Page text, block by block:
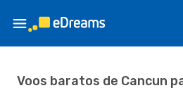
Voos baratos de Cancun